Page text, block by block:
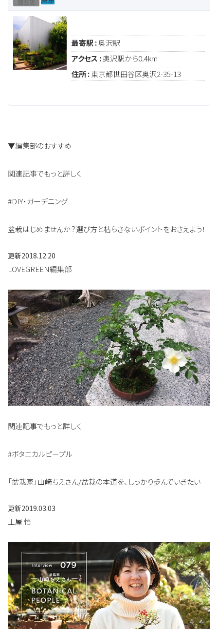
園芸店
最寄駅 :奥沢駅
アクセス :奥沢駅から0.4km
住所 :東京都世田谷区奥沢2-35-13
▼編集部のおすすめ
関連記事でもっと詳しく
#DIY・ガーデニング
盆栽はじめませんか？選び方と枯らさないポイントをおさえよう！
更新2018.12.20
LOVEGREEN編集部
関連記事でもっと詳しく
#ボタニカルピープル
「盆栽家」山崎ちえさん/盆栽の本道を、しっかり歩んでいきたい
更新2019.03.03
土屋 悟